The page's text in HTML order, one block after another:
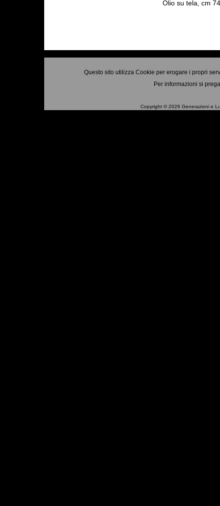
Olio su tela, cm
Questo sito utilizza Cookie per erogare i propri
Per informazioni si
Copyright © 2026 Generazioni e